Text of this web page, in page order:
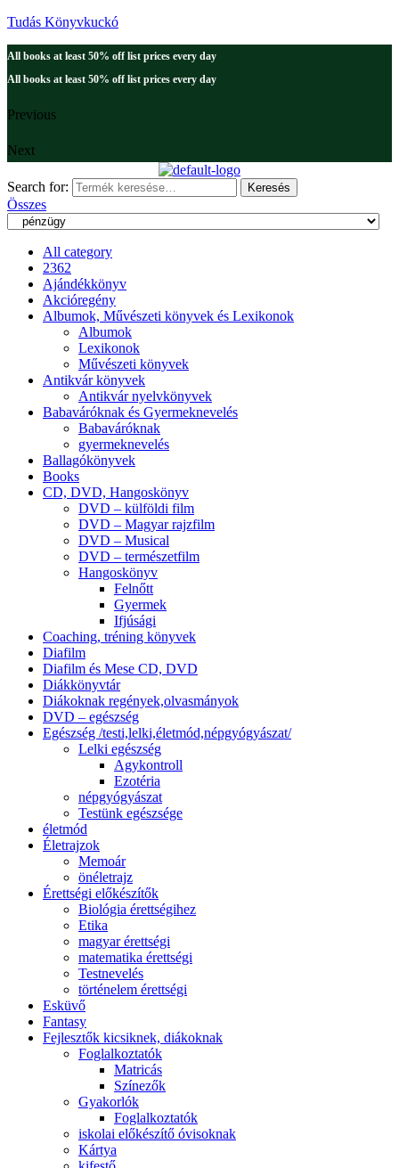
Tudás Könyvkuckó
All books at least 50% off list prices every day
All books at least 50% off list prices every day
Previous
Next
Search for: Keresés
Összes
All category
2362
Ajándékkönyv
Akcióregény
Albumok, Művészeti könyvek és Lexikonok
Albumok
Lexikonok
Művészeti könyvek
Antikvár könyvek
Antikvár nyelvkönyvek
Babaváróknak és Gyermeknevelés
Babaváróknak
gyermeknevelés
Ballagókönyvek
Books
CD, DVD, Hangoskönyv
DVD – külföldi film
DVD – Magyar rajzfilm
DVD – Musical
DVD – természetfilm
Hangoskönyv
Felnőtt
Gyermek
Ifjúsági
Coaching, tréning könyvek
Diafilm
Diafilm és Mese CD, DVD
Diákkönyvtár
Diákoknak regények,olvasmányok
DVD – egészség
Egészség /testi,lelki,életmód,népgyógyászat/
Lelki egészség
Agykontroll
Ezotéria
népgyógyászat
Testünk egészsége
életmód
Életrajzok
Memoár
önéletrajz
Érettségi előkészítők
Biológia érettségihez
Etika
magyar érettségi
matematika érettségi
Testnevelés
történelem érettségi
Esküvő
Fantasy
Fejlesztők kicsiknek, diákoknak
Foglalkoztatók
Matricás
Színezők
Gyakorlók
Foglalkoztatók
iskolai előkészítő óvisoknak
Kártya